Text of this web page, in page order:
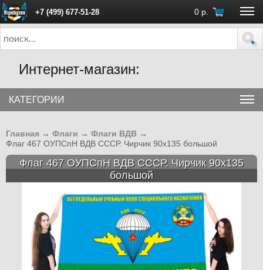
+7 (499) 677-51-28 0 р.
ПН - ПТ с 10:00 до 18:00 (Москва)
Интернет-магазин:
КАТЕГОРИИ
Главная → Флаги → Флаги ВДВ →
Флаг 467 ОУПСпН ВДВ СССР. Чирчик 90х135 большой
Флаг 467 ОУПСпН ВДВ СССР. Чирчик 90х135
большой